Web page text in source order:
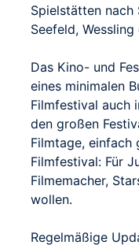
Spielstätten nach
Seefeld,
Das Kino- und
eines minimalen
Filmfestival auch
den großen
Filmtage, einfach
Filmfestival: Für
Filmemacher,
wollen.
Regelmäßige